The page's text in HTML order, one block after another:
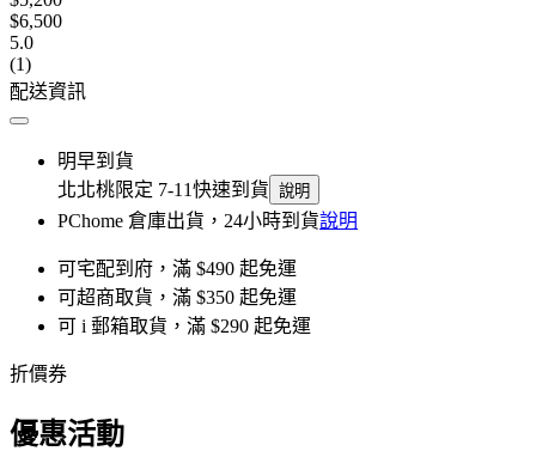
$6,500
5.0
(1)
配送資訊
明早到貨
北北桃限定 7-11快速到貨 說明
PChome 倉庫出貨，24小時到貨說明
可宅配到府，滿 $490 起免運
可超商取貨，滿 $350 起免運
可 i 郵箱取貨，滿 $290 起免運
折價券
優惠活動